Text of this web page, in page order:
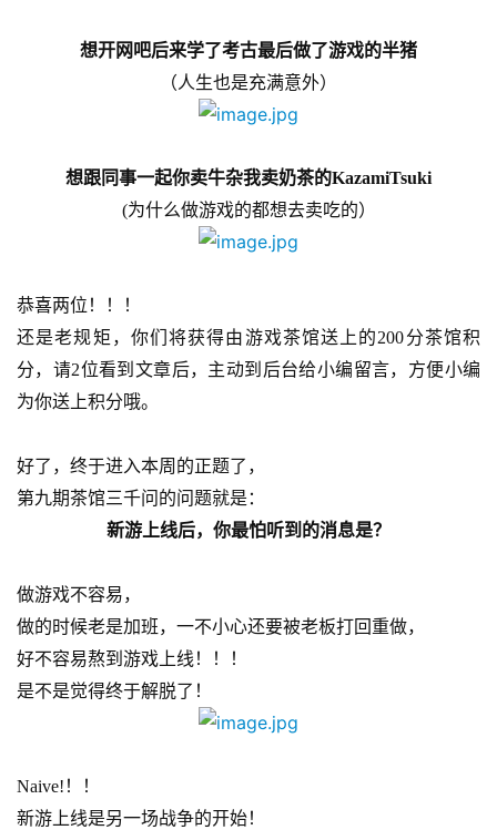
戏
业
界
手
游
戏
游
戏
休
想开网吧后来学了考古最后做了游戏的半猪
（人生也是充满意外）
想跟同事一起你卖牛杂我卖奶茶的KazamiTsuki
(为什么做游戏的都想去卖吃的）
恭喜两位！！！
还是老规矩，你们将获得由游戏茶馆送上的200分茶馆积
分，请2位看到文章后，主动到后台给小编留言，方便小编
为你送上积分哦。
好了，终于进入本周的正题了，
第九期茶馆三千问的问题就是：
新游上线后，你最怕听到的消息是？
做游戏不容易，
做的时候老是加班，一不小心还要被老板打回重做，
好不容易熬到游戏上线！！！
是不是觉得终于解脱了！
Naive!！！
新游上线是另一场战争的开始！